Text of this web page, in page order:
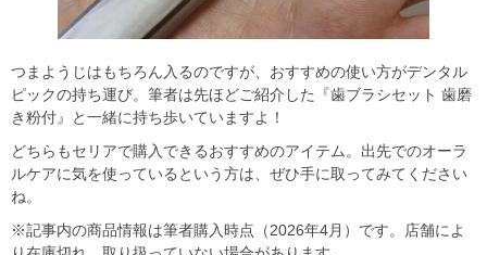
つまようじはもちろん入るのですが、おすすめの使い方がデンタル
ピックの持ち運び。筆者は先ほどご紹介した『歯ブラシセット 歯磨
き粉付』と一緒に持ち歩いていますよ！
どちらもセリアで購入できるおすすめのアイテム。出先でのオーラ
ルケアに気を使っているという方は、ぜひ手に取ってみてください
ね。
※記事内の商品情報は筆者購入時点（2026年4月）です。店舗によ